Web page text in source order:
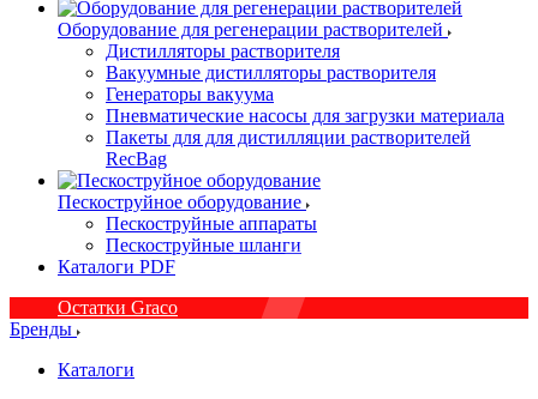
Оборудование для регенерации растворителей
Дистилляторы растворителя
Вакуумные дистилляторы растворителя
Генераторы вакуума
Пневматические насосы для загрузки материала
Пакеты для для дистилляции растворителей
RecBag
Пескоструйное оборудование
Пескоструйные аппараты
Пескоструйные шланги
Каталоги PDF
Остатки Graco
Бренды
Каталоги